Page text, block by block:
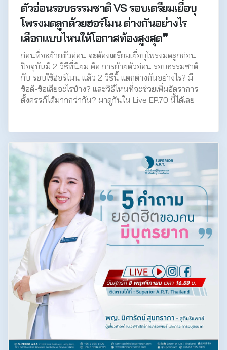
ตัวอ่อนรอบธรรมชาติ VS รอบเตรียมเยื่อบุ
โพรงมดลูกด้วยฮอร์โมน ต่างกันอย่างไร
เลือกแบบไหนให้โอกาสท้องสูงสุด❞
ก่อนที่จะย้ายตัวอ่อน จะต้องเตรียมเยื่อบุโพรงมดลูกก่อน
ปัจจุบันมี 2 วิธีที่นิยม คือ การย้ายตัวอ่อน รอบธรรมชาติ
กับ รอบใช้ฮอร์โมน แล้ว 2 วิธีนี้ แตกต่างกันอย่างไร? มี
ข้อดี-ข้อเสียอะไรบ้าง? และวิธีไหนที่จะช่วยเพิ่มอัตราการ
ตั้งครรภ์ได้มากกว่ากัน? มาดูกันใน Live EP.70 นี้ได้เลย